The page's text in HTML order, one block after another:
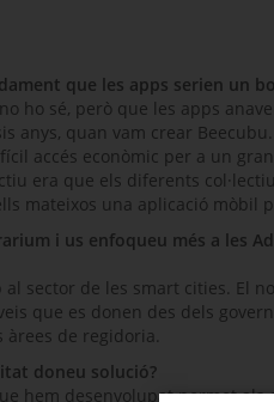
que les apps serien un
ho sé, però que les apps
anys, quan vam crear Beecubu
accés econòmic per a un
era que els diferents
mateixos una aplicació mòbil
i us enfoqueu més a les
al sector de les smart cities . El
que es donen des dels
de regidoria.
doneu solució?
hem desenvolupat permet